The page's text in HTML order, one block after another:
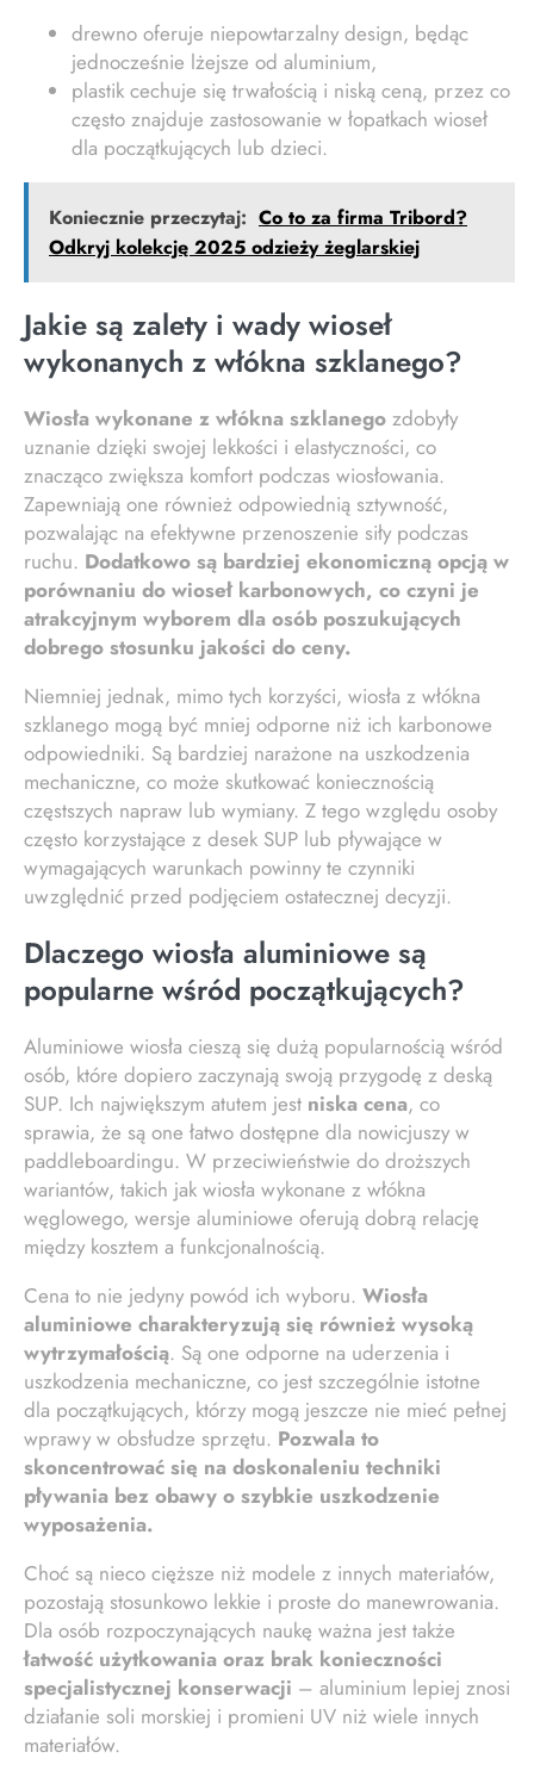
drewno oferuje niepowtarzalny design, będąc
jednocześnie lżejsze od aluminium,
plastik cechuje się trwałością i niską ceną, przez co
często znajduje zastosowanie w łopatkach wioseł
dla początkujących lub dzieci.
Koniecznie przeczytaj: Co to za firma Tribord?
Odkryj kolekcję 2025 odzieży żeglarskiej
Jakie są zalety i wady wioseł
wykonanych z włókna szklanego?
Wiosła wykonane z włókna szklanego zdobyły
uznanie dzięki swojej lekkości i elastyczności, co
znacząco zwiększa komfort podczas wiosłowania.
Zapewniają one również odpowiednią sztywność,
pozwalając na efektywne przenoszenie siły podczas
ruchu. Dodatkowo są bardziej ekonomiczną opcją w
porównaniu do wioseł karbonowych, co czyni je
atrakcyjnym wyborem dla osób poszukujących
dobrego stosunku jakości do ceny.
Niemniej jednak, mimo tych korzyści, wiosła z włókna
szklanego mogą być mniej odporne niż ich karbonowe
odpowiedniki. Są bardziej narażone na uszkodzenia
mechaniczne, co może skutkować koniecznością
częstszych napraw lub wymiany. Z tego względu osoby
często korzystające z desek SUP lub pływające w
wymagających warunkach powinny te czynniki
uwzględnić przed podjęciem ostatecznej decyzji.
Dlaczego wiosła aluminiowe są
popularne wśród początkujących?
Aluminiowe wiosła cieszą się dużą popularnością wśród
osób, które dopiero zaczynają swoją przygodę z deską
SUP. Ich największym atutem jest niska cena, co
sprawia, że są one łatwo dostępne dla nowicjuszy w
paddleboardingu. W przeciwieństwie do droższych
wariantów, takich jak wiosła wykonane z włókna
węglowego, wersje aluminiowe oferują dobrą relację
między kosztem a funkcjonalnością.
Cena to nie jedyny powód ich wyboru. Wiosła
aluminiowe charakteryzują się również wysoką
wytrzymałością. Są one odporne na uderzenia i
uszkodzenia mechaniczne, co jest szczególnie istotne
dla początkujących, którzy mogą jeszcze nie mieć pełnej
wprawy w obsłudze sprzętu. Pozwala to
skoncentrować się na doskonaleniu techniki
pływania bez obawy o szybkie uszkodzenie
wyposażenia.
Choć są nieco cięższe niż modele z innych materiałów,
pozostają stosunkowo lekkie i proste do manewrowania.
Dla osób rozpoczynających naukę ważna jest także
łatwość użytkowania oraz brak konieczności
specjalistycznej konserwacji – aluminium lepiej znosi
działanie soli morskiej i promieni UV niż wiele innych
materiałów.